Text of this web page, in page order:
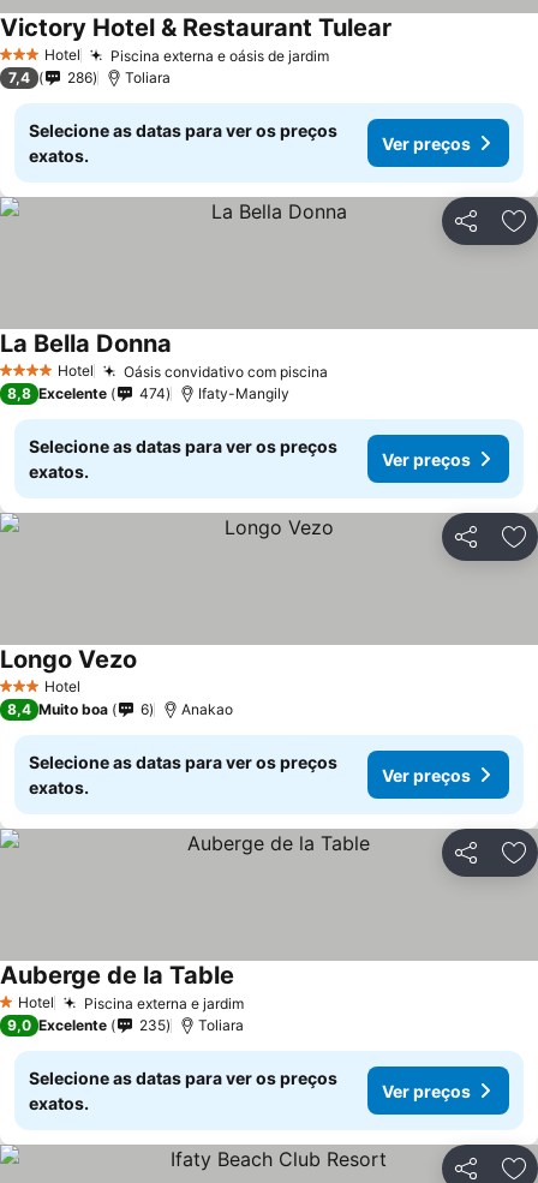
3 EstrelasHotel Piscina externa e oásis de jardim
Victory Hotel & Restaurant Tulear
7,4 286 Toliara
Selecione as datas para ver os preços
exatos.
Ver preços
Partilhar
4 EstrelasHotel Oásis convidativo com piscina
La Bella Donna
8,8 Excelente 474 Ifaty-Mangily
Selecione as datas para ver os preços
exatos.
Ver preços
Partilhar
3 EstrelasHotel
Longo Vezo
8,4 Muito boa 6 Anakao
Selecione as datas para ver os preços
exatos.
Ver preços
Partilhar
1 Estrelas
Hotel Piscina externa e jardim
Auberge de la Table
9,0 Excelente 235 Toliara
Selecione as datas para ver os preços
exatos.
Ver preços